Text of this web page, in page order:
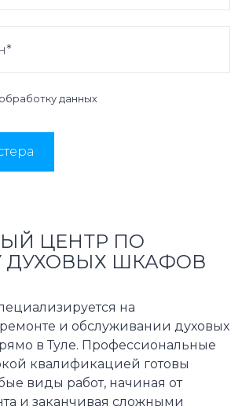
обработку данных
ЦЕНТР ПО
ДУХОВЫХ ШКАФОВ
на
и обслуживании духовых
в Туле. Профессиональные
квалификацией готовы
виды работ, начиная от
и заканчивая сложными